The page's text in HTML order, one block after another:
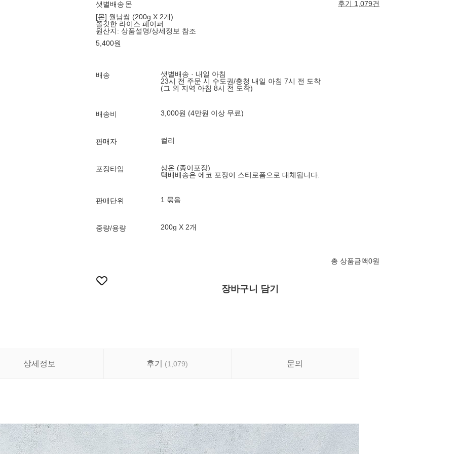
샛별배송 몬
후기 1,079건
[몬] 월남쌈 (200g X 2개)
쫄깃한 라이스 페이퍼
원산지: 상품설명/상세정보 참조
5,400원
배송
샛별배송 · 내일 아침
23시 전 주문 시 수도권/충청 내일 아침 7시 전 도착
(그 외 지역 아침 8시 전 도착)
배송비 3,000원 (4만원 이상 무료)
판매자 컬리
포장타입
상온 (종이포장)
택배배송은 에코 포장이 스티로폼으로 대체됩니다.
판매단위 1 묶음
중량/용량 200g X 2개
총 상품금액0원
장바구니 담기
상세정보 후기 (1,079) 문의